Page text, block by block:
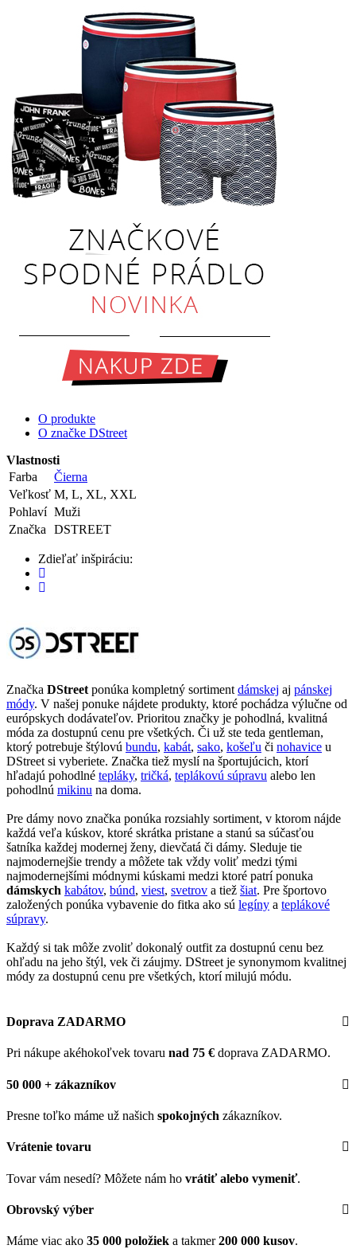
O produkte
O značke DStreet
Vlastnosti
Farba
Čierna
Veľkosť M, L, XL, XXL
Pohlaví Muži
Značka
DSTREET
Zdieľať inšpiráciu:
Značka DStreet ponúka kompletný sortiment dámskej aj pánskej
módy. V našej ponuke nájdete produkty, ktoré pochádza výlučne od
európskych dodávateľov. Prioritou značky je pohodlná, kvalitná
móda za dostupnú cenu pre všetkých. Či už ste teda gentleman,
ktorý potrebuje štýlovú bundu, kabát, sako, košeľu či nohavice u
DStreet si vyberiete. Značka tiež myslí na športujúcich, ktorí
hľadajú pohodlné tepláky, tričká, teplákovú súpravu alebo len
pohodlnú mikinu na doma.
Pre dámy novo značka ponúka rozsiahly sortiment, v ktorom nájde
každá veľa kúskov, ktoré skrátka pristane a stanú sa súčasťou
šatníka každej modernej ženy, dievčatá či dámy. Sleduje tie
najmodernejšie trendy a môžete tak vždy voliť medzi tými
najmodernejšími módnymi kúskami medzi ktoré patrí ponuka
dámskych kabátov, búnd, viest, svetrov a tiež šiat. Pre športovo
založených ponúka vybavenie do fitka ako sú legíny a teplákové
súpravy.
Každý si tak môže zvoliť dokonalý outfit za dostupnú cenu bez
ohľadu na jeho štýl, vek či záujmy. DStreet je synonymom kvalitnej
módy za dostupnú cenu pre všetkých, ktorí milujú módu.
Doprava ZADARMO
Pri nákupe akéhokoľvek tovaru nad 75 € doprava ZADARMO.
50 000 + zákazníkov
Presne toľko máme už našich spokojných zákazníkov.
Vrátenie tovaru
Tovar vám nesedí? Môžete nám ho vrátiť alebo vymeniť.
Obrovský výber
Máme viac ako 35 000 položiek a takmer200 000 kusov.